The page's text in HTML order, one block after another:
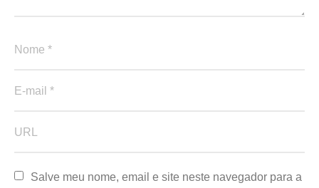
Salve meu nome, email e site neste navegador para a